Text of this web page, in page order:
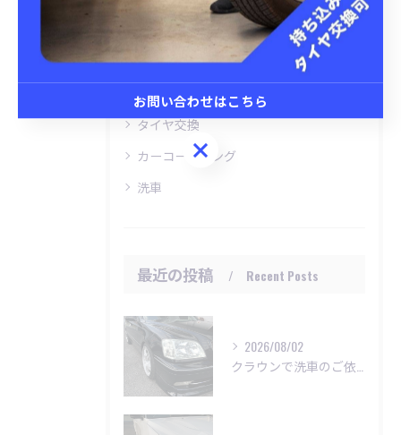
全てのカテゴリー
中央市の車
甲斐市の車
タイヤ交換
カーコーティング
洗車
最近の投稿 Recent Posts
2026/08/02
お問い合わせはこちら
お問い合わせはこちら